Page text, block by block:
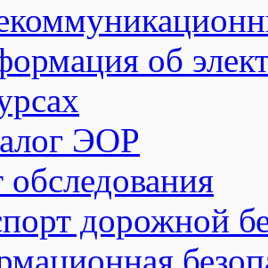
об
ЭОР
обследования
дорожной